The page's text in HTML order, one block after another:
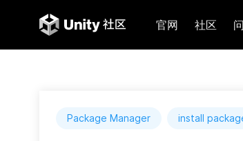
官网 社区
Package Manager install